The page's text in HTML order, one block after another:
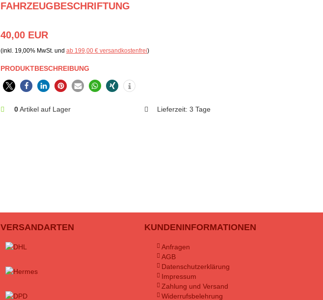
FAHRZEUGBESCHRIFTUNG
40,00 EUR
(inkl. 19,00% MwSt. und ab 199,00 € versandkostenfrei)
PRODUKTBESCHREIBUNG
0Artikel auf Lager Lieferzeit: 3 Tage
VERSANDARTEN KUNDENINFORMATIONEN
Anfragen
AGB
Datenschutzerklärung
Impressum
Zahlung und Versand
Widerrufsbelehrung